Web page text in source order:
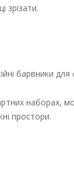
зрізати.
барвники для
наборах,
простори.